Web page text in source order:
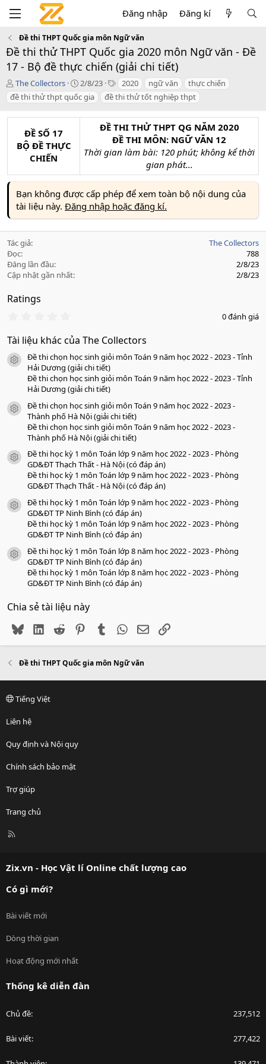
Đăng nhập Đăng kí
Đề thi THPT Quốc gia môn Ngữ văn
Đề thi thử THPT Quốc gia 2020 môn Ngữ văn - Đề
17 - Bộ đề thực chiến (giải chi tiết)
T
á
c
The Collectors
C
r
e
a
e
2/8/23
T
a
g
2020 ngữ văn
thực chiến
đề thi thử thpt quốc gia
đề thi thử tốt nghiệp thpt
ĐỀ SỐ 17
BỘ ĐỀ THỰC
CHIẾN
ĐỀ THI THỬ THPT QG NĂM 2020
ĐỀ THI MÔN: NGỮ VĂN 12
Thời gian làm bài: 120 phút; không kể thời
gian phát...
Bạn không được cấp phép để xem toàn bộ nội dung của
tài liệu này. Đăng nhập hoặc đăng kí.
Tác giả
The Collectors
Đọc
788
Đăng lần đầu
2/8/23
Cập nhật gần nhất
2/8/23
Ratings
0
0
a
o
0 đánh giá
Tài liệu khác của The Collectors
icon tài liệu
Đề thi chọn học sinh giỏi môn Toán 9 năm học 2022 - 2023 - Tỉnh
Hải Dương (giải chi tiết)
Đề thi chọn học sinh giỏi môn Toán 9 năm học 2022 - 2023 - Tỉnh
Hải Dương (giải chi tiết)
icon tài liệu
Đề thi chọn học sinh giỏi môn Toán 9 năm học 2022 - 2023 -
Thành phố Hà Nội (giải chi tiết)
Đề thi chọn học sinh giỏi môn Toán 9 năm học 2022 - 2023 -
Thành phố Hà Nội (giải chi tiết)
icon tài liệu
Đề thi học kỳ 1 môn Toán lớp 9 năm học 2022 - 2023 - Phòng
GD&ĐT Thạch Thất - Hà Nội (có đáp án)
Đề thi học kỳ 1 môn Toán lớp 9 năm học 2022 - 2023 - Phòng
GD&ĐT Thạch Thất - Hà Nội (có đáp án)
icon tài liệu
Đề thi học kỳ 1 môn Toán lớp 9 năm học 2022 - 2023 - Phòng
GD&ĐT TP Ninh Bình (có đáp án)
Đề thi học kỳ 1 môn Toán lớp 9 năm học 2022 - 2023 - Phòng
GD&ĐT TP Ninh Bình (có đáp án)
icon tài liệu
Đề thi học kỳ 1 môn Toán lớp 8 năm học 2022 - 2023 - Phòng
GD&ĐT TP Ninh Bình (có đáp án)
Đề thi học kỳ 1 môn Toán lớp 8 năm học 2022 - 2023 - Phòng
GD&ĐT TP Ninh Bình (có đáp án)
Chia sẻ tài liệu này
BlueskyLinkedIn
Reddit PinterestTumblr WhatsApp
EmailLink
Đề thi THPT Quốc gia môn Ngữ văn
Tiếng Việt
Liên hệ
Quy định và Nội quy
Chính sách bảo mật
Trợ giúp
Trang chủ
R
Zix.vn - Học Vật lí Online chất lượng cao
Có gì mới?
Bài viết mới
Dòng thời gian
Hoạt động mới nhất
Thống kê diễn đàn
Chủ đề 237,512
Bài viết 277,422